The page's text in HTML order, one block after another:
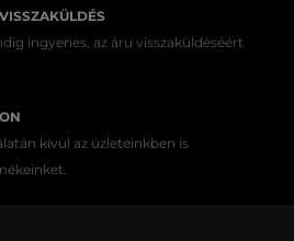
ingyenes, az áru visszaküldéséért
kívül az üzleteinkben is